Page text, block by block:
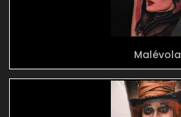
Malévola